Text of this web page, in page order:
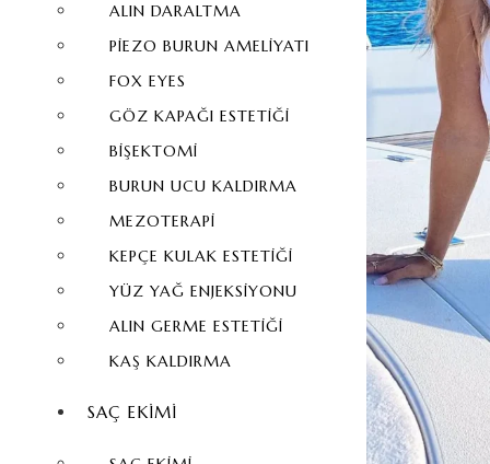
ALIN DARALTMA
PIEZO BURUN AMELIYATI
FOX EYES
GÖZ KAPAĞI ESTETIĞI
BIŞEKTOMI
BURUN UCU KALDIRMA
MEZOTERAPI
KEPÇE KULAK ESTETIĞI
YÜZ YAĞ ENJEKSIYONU
ALIN GERME ESTETIĞI
KAŞ KALDIRMA
SAÇ EKIMI